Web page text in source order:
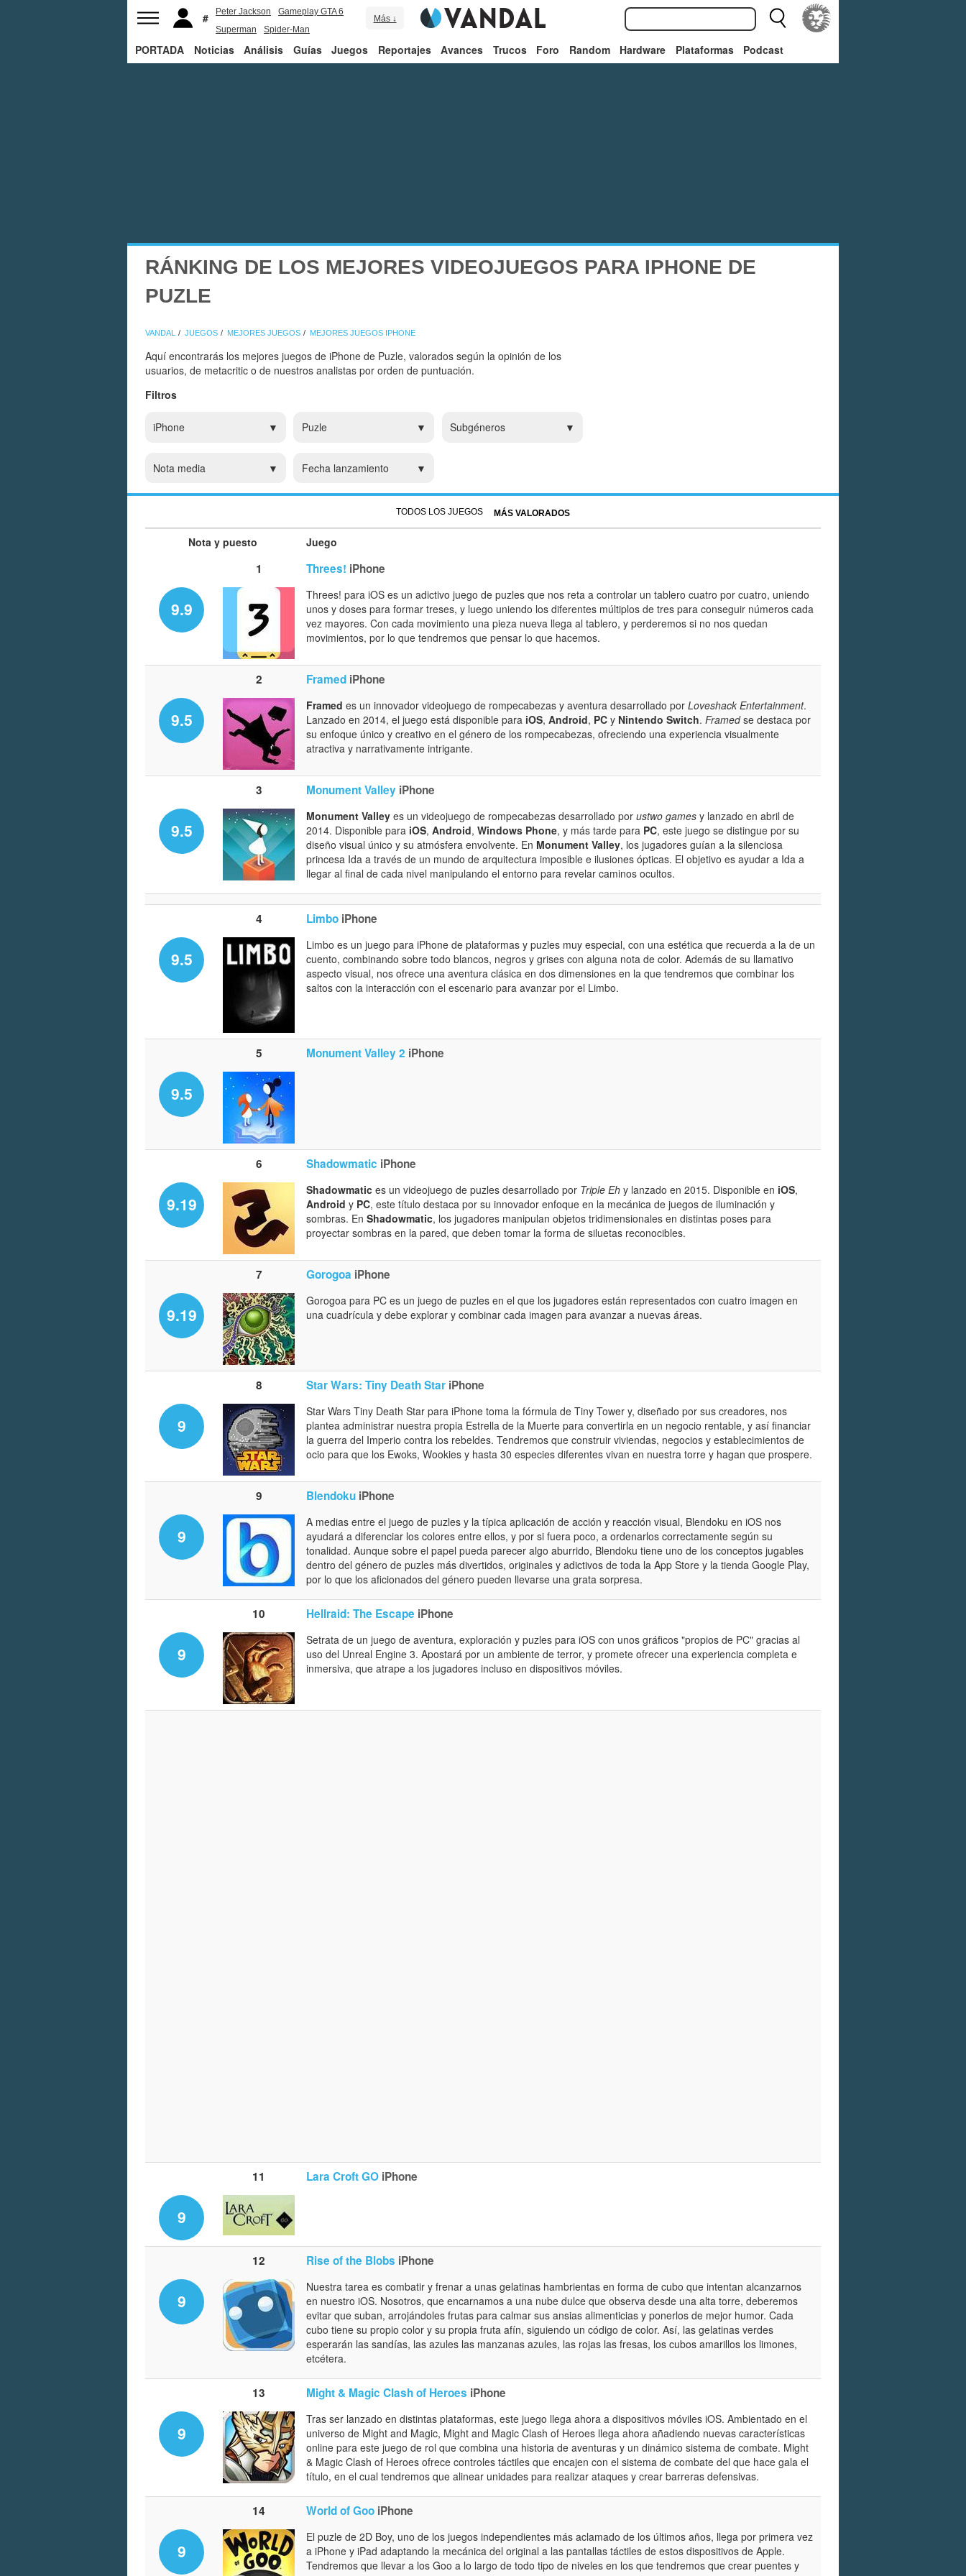
Peter Jackson
Gameplay GTA 6
Superman
Spider-Man
Más ↓
PORTADA Noticias Análisis Guías Juegos Reportajes Avances Trucos Foro Random Hardware Plataformas Podcast
RÁNKING DE LOS MEJORES VIDEOJUEGOS PARA IPHONE DE
PUZLE
VANDAL JUEGOS MEJORES JUEGOS MEJORES JUEGOS IPHONE
Aquí encontrarás los mejores juegos de iPhone de Puzle, valorados según la opinión de los
usuarios, de metacritic o de nuestros analistas por orden de puntuación.
Filtros
iPhone Puzle Subgéneros
Nota media Fecha lanzamiento
TODOS LOS JUEGOS MÁS VALORADOS
Nota y puesto Juego
1 Threes! iPhone
9.9
Threes! para iOS es un adictivo juego de puzles que nos reta a controlar un tablero cuatro por cuatro, uniendo
unos y doses para formar treses, y luego uniendo los diferentes múltiplos de tres para conseguir números cada
vez mayores. Con cada movimiento una pieza nueva llega al tablero, y perderemos si no nos quedan
movimientos, por lo que tendremos que pensar lo que hacemos.
2 Framed iPhone
9.5
Framed es un innovador videojuego de rompecabezas y aventura desarrollado por Loveshack Entertainment.
Lanzado en 2014, el juego está disponible para iOS, Android, PC y Nintendo Switch. Framedse destaca por
su enfoque único y creativo en el género de los rompecabezas, ofreciendo una experiencia visualmente
atractiva y narrativamente intrigante.
3 Monument Valley iPhone
9.5
Monument Valley es un videojuego de rompecabezas desarrollado por ustwo games y lanzado en abril de
2014. Disponible para iOS, Android, Windows Phone, y más tarde para PC, este juego se distingue por su
diseño visual único y su atmósfera envolvente. En Monument Valley, los jugadores guían a la silenciosa
princesa Ida a través de un mundo de arquitectura imposible e ilusiones ópticas. El objetivo es ayudar a Ida a
llegar al final de cada nivel manipulando el entorno para revelar caminos ocultos.
4 Limbo iPhone
9.5
Limbo es un juego para iPhone de plataformas y puzles muy especial, con una estética que recuerda a la de un
cuento, combinando sobre todo blancos, negros y grises con alguna nota de color. Además de su llamativo
aspecto visual, nos ofrece una aventura clásica en dos dimensiones en la que tendremos que combinar los
saltos con la interacción con el escenario para avanzar por el Limbo.
5 Monument Valley 2 iPhone
9.5
6 Shadowmatic iPhone
9.19
Shadowmatic es un videojuego de puzles desarrollado por Triple Eh y lanzado en 2015. Disponible en iOS,
Android y PC, este título destaca por su innovador enfoque en la mecánica de juegos de iluminación y
sombras. En Shadowmatic, los jugadores manipulan objetos tridimensionales en distintas poses para
proyectar sombras en la pared, que deben tomar la forma de siluetas reconocibles.
7 Gorogoa iPhone
9.19
Gorogoa para PC es un juego de puzles en el que los jugadores están representados con cuatro imagen en
una cuadrícula y debe explorar y combinar cada imagen para avanzar a nuevas áreas.
8 Star Wars: Tiny Death Star iPhone
9
Star Wars Tiny Death Star para iPhone toma la fórmula de Tiny Tower y, diseñado por sus creadores, nos
plantea administrar nuestra propia Estrella de la Muerte para convertirla en un negocio rentable, y así financiar
la guerra del Imperio contra los rebeldes. Tendremos que construir viviendas, negocios y establecimientos de
ocio para que los Ewoks, Wookies y hasta 30 especies diferentes vivan en nuestra torre y hagan que prospere.
9 Blendoku iPhone
9
A medias entre el juego de puzles y la típica aplicación de acción y reacción visual, Blendoku en iOS nos
ayudará a diferenciar los colores entre ellos, y por si fuera poco, a ordenarlos correctamente según su
tonalidad. Aunque sobre el papel pueda parecer algo aburrido, Blendoku tiene uno de los conceptos jugables
dentro del género de puzles más divertidos, originales y adictivos de toda la App Store y la tienda Google Play,
por lo que los aficionados del género pueden llevarse una grata sorpresa.
10 Hellraid: The Escape iPhone
9
Setrata de un juego de aventura, exploración y puzles para iOS con unos gráficos "propios de PC" gracias al
uso del Unreal Engine 3. Apostará por un ambiente de terror, y promete ofrecer una experiencia completa e
inmersiva, que atrape a los jugadores incluso en dispositivos móviles.
11 Lara Croft GO iPhone
9
12 Rise of the Blobs iPhone
9
Nuestra tarea es combatir y frenar a unas gelatinas hambrientas en forma de cubo que intentan alcanzarnos
en nuestro iOS. Nosotros, que encarnamos a una nube dulce que observa desde una alta torre, deberemos
evitar que suban, arrojándoles frutas para calmar sus ansias alimenticias y ponerlos de mejor humor. Cada
cubo tiene su propio color y su propia fruta afín, siguiendo un código de color. Así, las gelatinas verdes
esperarán las sandías, las azules las manzanas azules, las rojas las fresas, los cubos amarillos los limones,
etcétera.
13 Might & Magic Clash of Heroes iPhone
9
Tras ser lanzado en distintas plataformas, este juego llega ahora a dispositivos móviles iOS. Ambientado en el
universo de Might and Magic, Might and Magic Clash of Heroes llega ahora añadiendo nuevas características
online para este juego de rol que combina una historia de aventuras y un dinámico sistema de combate. Might
& Magic Clash of Heroes ofrece controles táctiles que encajen con el sistema de combate del que hace gala el
título, en el cual tendremos que alinear unidades para realizar ataques y crear barreras defensivas.
14 World of Goo iPhone
9
El puzle de 2D Boy, uno de los juegos independientes más aclamado de los últimos años, llega por primera vez
a iPhone y iPad adaptando la mecánica del original a las pantallas táctiles de estos dispositivos de Apple.
Tendremos que llevar a los Goo a lo largo de todo tipo de niveles en los que tendremos que crear puentes y